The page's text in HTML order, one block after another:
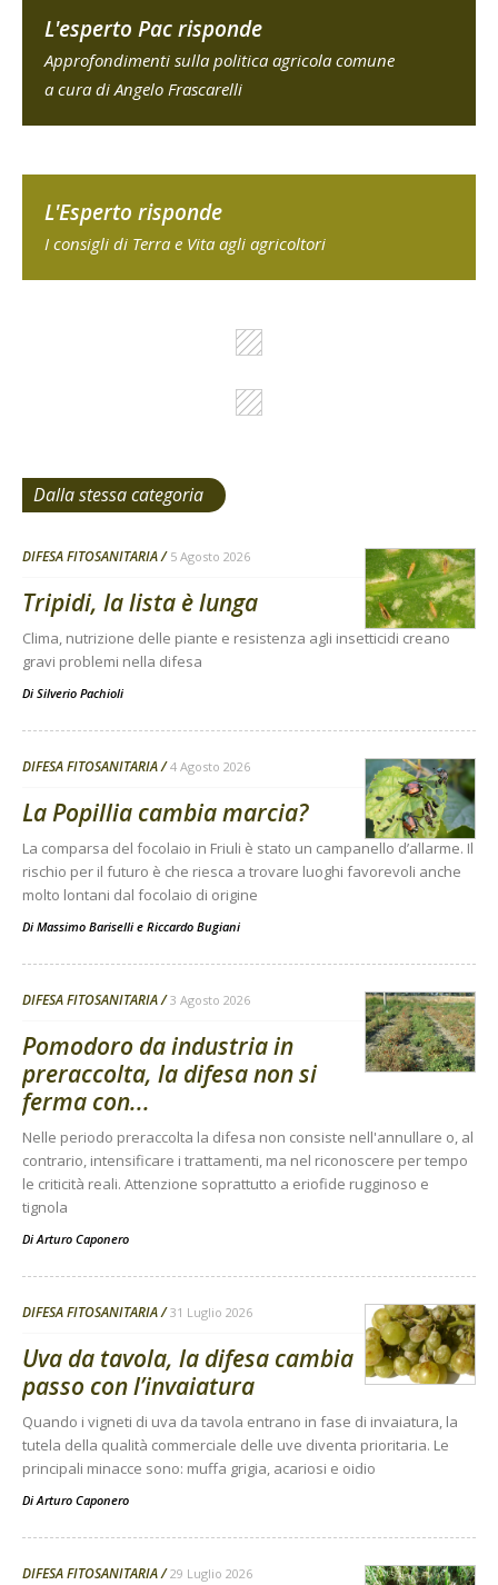
L'esperto Pac risponde
Approfondimenti sulla politica agricola comune
a cura di Angelo Frascarelli
L'Esperto risponde
I consigli di Terra e Vita agli agricoltori
Dalla stessa categoria
DIFESA FITOSANITARIA 5 Agosto 2026
Tripidi, la lista è lunga
Clima, nutrizione delle piante e resistenza agli insetticidi creano
gravi problemi nella difesa
Di Silverio Pachioli
DIFESA FITOSANITARIA 4 Agosto 2026
La Popillia cambia marcia?
La comparsa del focolaio in Friuli è stato un campanello d’allarme. Il
rischio per il futuro è che riesca a trovare luoghi favorevoli anche
molto lontani dal focolaio di origine
Di Massimo Bariselli e Riccardo Bugiani
DIFESA FITOSANITARIA 3 Agosto 2026
Pomodoro da industria in
preraccolta, la difesa non si
ferma con...
Nelle periodo preraccolta la difesa non consiste nell'annullare o, al
contrario, intensificare i trattamenti, ma nel riconoscere per tempo
le criticità reali. Attenzione soprattutto a eriofide rugginoso e
tignola
DiArturo Caponero
DIFESA FITOSANITARIA 31 Luglio 2026
Uva da tavola, la difesa cambia
passo con l’invaiatura
Quando i vigneti di uva da tavola entrano in fase di invaiatura, la
tutela della qualità commerciale delle uve diventa prioritaria. Le
principali minacce sono: muffa grigia, acariosi e oidio
DiArturo Caponero
DIFESA FITOSANITARIA 29 Luglio 2026